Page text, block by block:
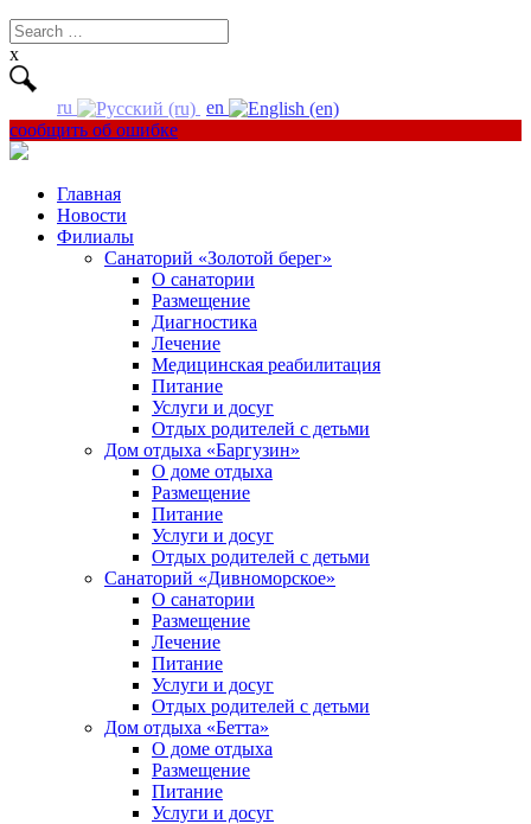
Search
for:
x
ru
en
сообщить об ошибке
Главная
Новости
Филиалы
Санаторий «Золотой берег»
О санатории
Размещение
Диагностика
Лечение
Медицинская реабилитация
Питание
Услуги и досуг
Отдых родителей с детьми
Дом отдыха «Баргузин»
О доме отдыха
Размещение
Питание
Услуги и досуг
Отдых родителей с детьми
Санаторий «Дивноморское»
О санатории
Размещение
Лечение
Питание
Услуги и досуг
Отдых родителей с детьми
Дом отдыха «Бетта»
О доме отдыха
Размещение
Питание
Услуги и досуг